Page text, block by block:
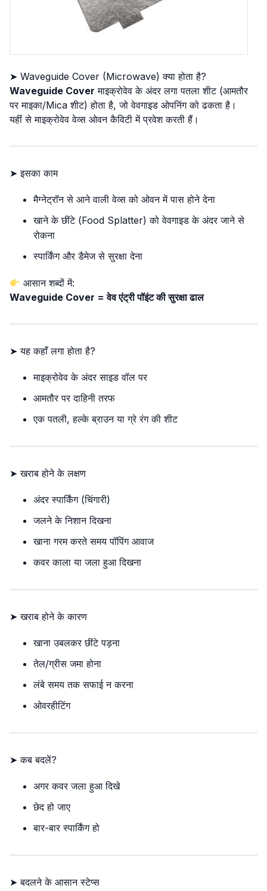
➤ Waveguide Cover (Microwave) क्या होता है?
Waveguide Cover माइक्रोवेव के अंदर लगा पतला शीट (आमतौर
पर माइका/Mica शीट) होता है, जो वेवगाइड ओपनिंग को ढकता है।
यहीं से माइक्रोवेव वेव्स ओवन कैविटी में प्रवेश करती हैं।
➤ इसका काम
मैग्नेट्रॉन से आने वाली वेव्स को ओवन में पास होने देना
खाने के छींटे (Food Splatter) को वेवगाइड के अंदर जाने से
रोकना
स्पार्किंग और डैमेज से सुरक्षा देना
आसान शब्दों में:
Waveguide Cover = वेव एंट्री पॉइंट की सुरक्षा ढाल
➤ यह कहाँ लगा होता है?
माइक्रोवेव के अंदर साइड वॉल पर
आमतौर पर दाहिनी तरफ
एक पतली, हल्के ब्राउन या ग्रे रंग की शीट
➤ खराब होने के लक्षण
अंदर स्पार्किंग (चिंगारी)
जलने के निशान दिखना
खाना गरम करते समय पॉपिंग आवाज
कवर काला या जला हुआ दिखना
➤ खराब होने के कारण
खाना उबलकर छींटे पड़ना
तेल/ग्रीस जमा होना
लंबे समय तक सफाई न करना
ओवरहीटिंग
➤ कब बदलें?
अगर कवर जला हुआ दिखे
छेद हो जाए
बार-बार स्पार्किंग हो
➤ बदलने के आसान स्टेप्स